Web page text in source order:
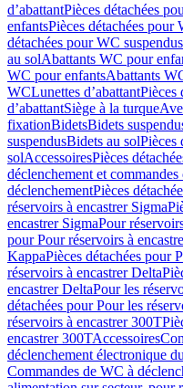
d’abattantPièces détachées
enfantsPièces détachées pour
détachées pour WC suspendus
au solAbattants WC pour
WC pour enfantsAbattants
WCLunettes d’abattantPièces
d’abattantSiège à la turque
fixationBidetsBidets
suspendusBidets au solPièces
solAccessoiresPièces
déclenchement et
déclenchementPièces
réservoirs à encastrer Sigma
encastrer SigmaPour
pour Pour réservoirs à
KappaPièces détachées pour
réservoirs à encastrer Delta
encastrer DeltaPour les
détachées pour Pour les
réservoirs à encastrer 300T
encastrer 300TAccessoires
déclenchement électronique
Commandes de WC à